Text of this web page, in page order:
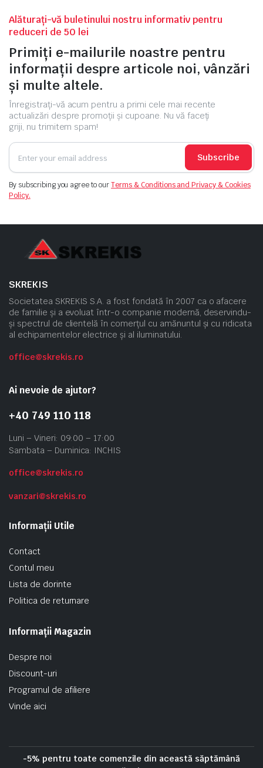
Alăturați-vă buletinului nostru informativ pentru
reduceri de 50 lei
Primiți e-mailurile noastre pentru
informații despre articole noi, vânzări
și multe altele.
Înregistrați-vă acum pentru a primi cele mai recente
actualizări despre promoții și cupoane. Nu vă faceți
griji, nu trimitem spam!
Subscribe
By subscribing you agree to ourTerms & Conditions and Privacy & Cookies
Policy.
SKREKIS
Societatea SKREKIS S.A. a fost fondată în 2007 ca o afacere
de familie și a evoluat într-o companie modernă, deservindu-
și spectrul de clientelă în comerțul cu amănuntul și cu ridicata
al echipamentelor electrice și al iluminatului.
office@skrekis.ro
Ai nevoie de ajutor?
+40 749 110 118
Luni – Vineri: 09:00 – 17:00
Sambata – Duminica: INCHIS
office@skrekis.ro
vanzari@skrekis.ro
Informații Utile
Contact
Contul meu
Lista de dorinte
Politica de returnare
Informații Magazin
Despre noi
Discount-uri
Programul de afiliere
Vinde aici
-5% pentru toate comenzile din această săptămână